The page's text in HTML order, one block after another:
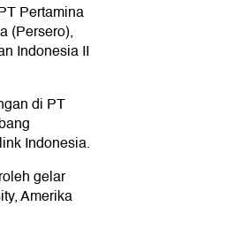
Pertamina
(Persero),
Indonesia II
di PT
Indonesia.
gelar
Amerika